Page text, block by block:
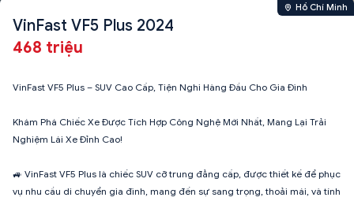
Hồ Chí Minh
VinFast VF5 Plus 2024
468 triệu
VinFast VF5 Plus – SUV Cao Cấp, Tiện Nghi Hàng Đầu Cho Gia Đình
Khám Phá Chiếc Xe Được Tích Hợp Công Nghệ Mới Nhất, Mang Lại Trải
Nghiệm Lái Xe Đỉnh Cao!
🚙 VinFast VF5 Plus là chiếc SUV cỡ trung đẳng cấp, được thiết kế để phục
vụ nhu cầu di chuyển gia đình, mang đến sự sang trọng, thoải mái, và tính